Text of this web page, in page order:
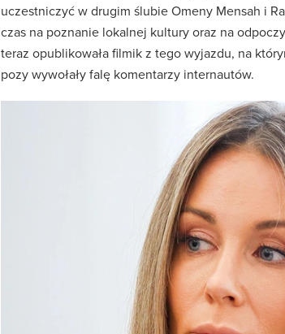
uczestniczyć w drugim ślubie Omeny Mensah i
czas na poznanie lokalnej kultury oraz na
teraz opublikowała filmik z tego wyjazdu, na
pozy wywołały falę komentarzy internautów.